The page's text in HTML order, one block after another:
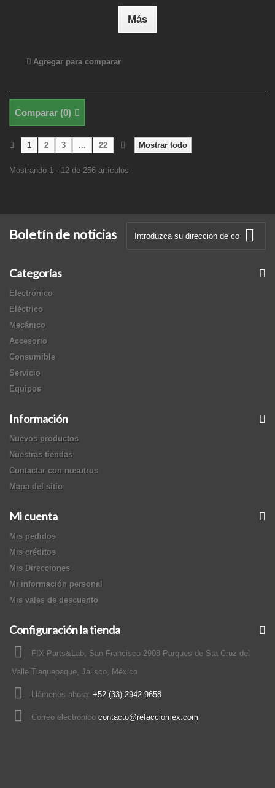
Más
Agregar para comparar
Comparar (0)
Mostrar todo
1 2 3 ... 22
Mostrando 1 - 12 de 256 artículos
Boletín de noticias
Categorías
Electrónico
Eléctrico
Mecánico
Accesorio
Consumible
Servicio
Equipos
Información
Nuevos productos
Nuestras tiendas
Contactar con nosotros
Mapa del sitio
Mi cuenta
Mis pedidos
Mis créditos
Mis Direcciones
Mi información personal
Mis vales de descuento
Configuración la tienda
FIX-Parts&Lab, San Francisco 2908 Parques de Sta Cruz del
Valle Tlaquepaque, Jalisco, México
Llámenos ahora: +52 (33) 2942 9658
Correo electrónico contacto@refacciomex.com